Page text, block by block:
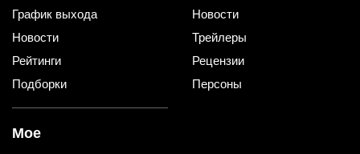
График выхода
Новости
Рейтинги
Подборки
Новости
Трейлеры
Рецензии
Персоны
Мое